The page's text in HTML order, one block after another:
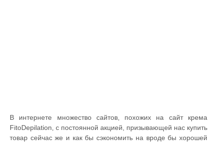
В интернете множество сайтов, похожих на сайт крема
FitoDepilation, с постоянной акцией, призывающей нас купить
товар сейчас же и как бы сэкономить на вроде бы хорошей